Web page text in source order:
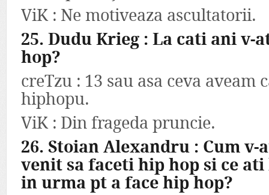
ViK : Ne motiveaza ascultatorii.
25. Dudu Krieg : La cati ani v-
hop?
creTzu : 13 sau asa ceva aveam
hiphopu.
ViK : Din frageda pruncie.
26. Stoian Alexandru : Cum v-
venit sa faceti hip hop si ce
in urma pt a face hip hop?